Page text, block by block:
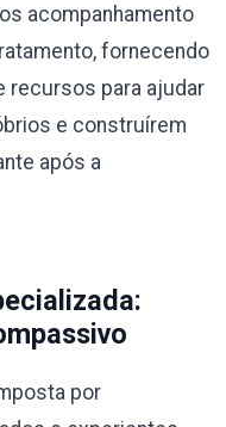
acompanhamento
fornecendo
recursos para ajudar
e construírem
após a
por